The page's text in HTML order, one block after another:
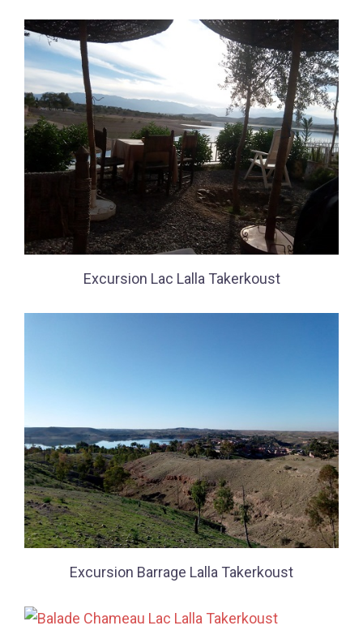
Excursion Lac Lalla Takerkoust
Excursion Barrage Lalla Takerkoust